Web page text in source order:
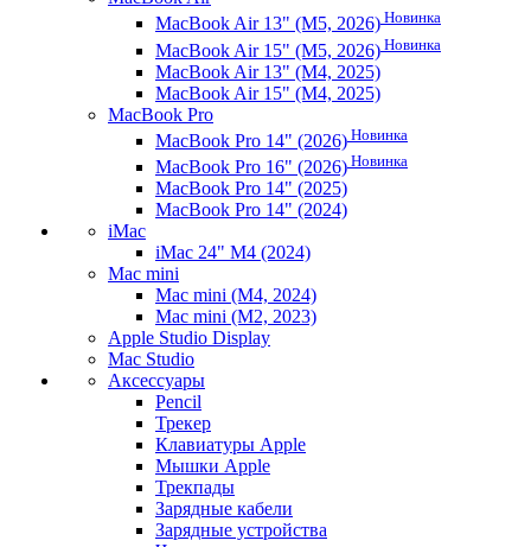
MacBook Air 13" (M5, 2026) Новинка
MacBook Air 15" (M5, 2026) Новинка
MacBook Air 13" (M4, 2025)
MacBook Air 15" (M4, 2025)
MacBook Pro
MacBook Pro 14" (2026) Новинка
MacBook Pro 16" (2026) Новинка
MacBook Pro 14" (2025)
MacBook Pro 14" (2024)
iMac
iMac 24" M4 (2024)
Mac mini
Mac mini (M4, 2024)
Mac mini (M2, 2023)
Apple Studio Display
Mac Studio
Аксессуары
Pencil
Трекер
Клавиатуры Apple
Мышки Apple
Трекпады
Зарядные кабели
Зарядные устройства